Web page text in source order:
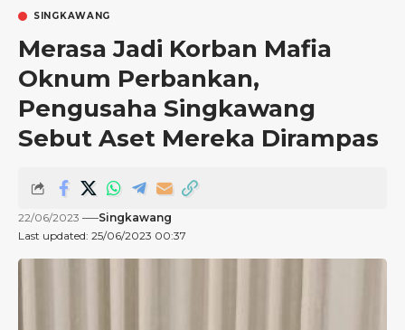
SINGKAWANG
Merasa Jadi Korban Mafia
Oknum Perbankan,
Pengusaha Singkawang
Sebut Aset Mereka Dirampas
Last updated: 25/06/2023 00:37
22/06/2023 Singkawang